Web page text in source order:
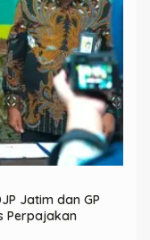
Jatim dan GP
Perpajakan